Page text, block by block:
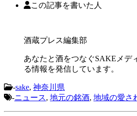
この記事を書いた人
酒蔵プレス編集部
あなたと酒をつなぐSAKEメデ
る情報を発信しています。
-sake, 神奈川県
-ニュース, 地元の銘酒, 地域の愛さ